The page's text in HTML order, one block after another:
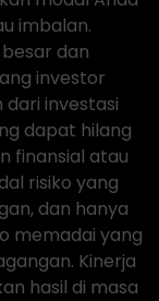
imbalan.
dan
investor
dari investasi
dapat hilang
finansial atau
risiko yang
dan hanya
memadai yang
Kinerja
hasil di masa